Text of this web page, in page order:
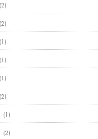
(2)
(2)
(1)
(1)
(1)
(2)
(1)
(2)